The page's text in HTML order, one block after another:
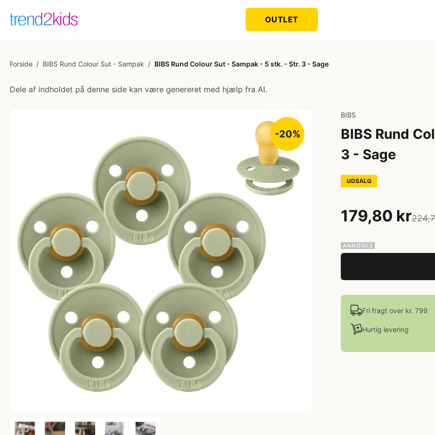
OUTLET
Forside / BIBS Rund Colour Sut - Sampak / BIBS Rund Colour Sut - Sampak - 5 stk. - Str. 3 - Sage
Dele af indholdet på denne side kan være genereret med hjælp fra AI.
-20%
BIBS
BIBS Rund
3 - Sage
UDSALG
179,80 kr
Fri fragt over kr. 799
Hurtig levering